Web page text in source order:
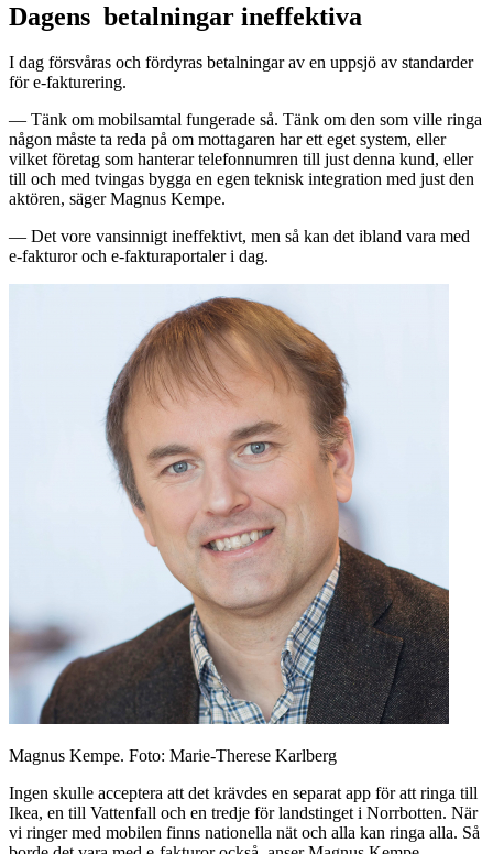
Dagens betalningar ineffektiva
I dag försvåras och fördyras betalningar av en uppsjö av standarder
för e-fakturering.
— Tänk om mobilsamtal fungerade så. Tänk om den som ville ringa
någon måste ta reda på om mottagaren har ett eget system, eller
vilket företag som hanterar telefonnumren till just denna kund, eller
till och med tvingas bygga en egen teknisk integration med just den
aktören, säger Magnus Kempe.
— Det vore vansinnigt ineffektivt, men så kan det ibland vara med
e-fakturor och e-fakturaportaler i dag.
Magnus Kempe. Foto: Marie-Therese Karlberg
Ingen skulle acceptera att det krävdes en separat app för att ringa till
Ikea, en till Vattenfall och en tredje för landstinget i Norrbotten. När
vi ringer med mobilen finns nationella nät och alla kan ringa alla. Så